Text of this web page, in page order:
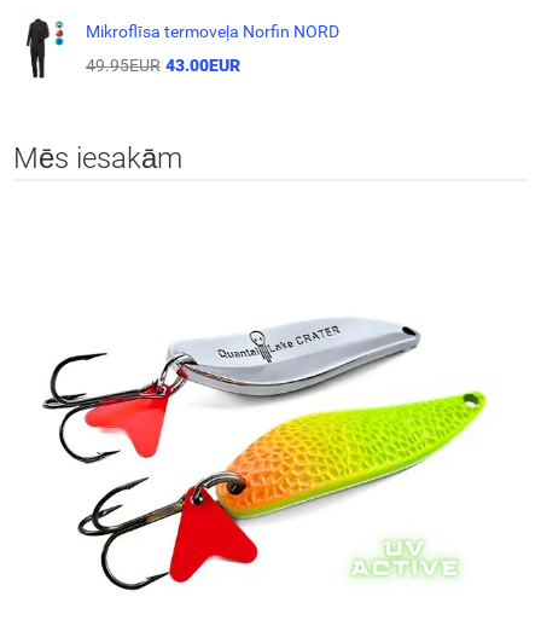
Mikroflīsa termoveļa Norfin NORD
49.95EUR 43.00EUR
Mēs iesakām